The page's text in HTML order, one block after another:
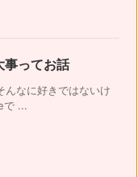
事ってお話
んなに好きではないけ
で ...